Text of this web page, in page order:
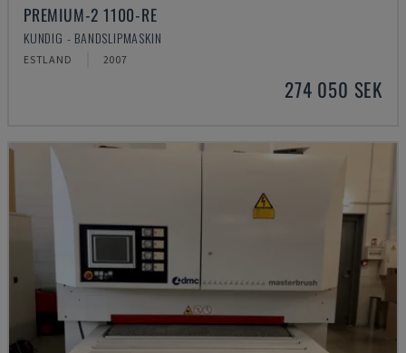
PREMIUM-2 1100-RE
KUNDIG - BANDSLIPMASKIN
ESTLAND 2007
274 050 SEK